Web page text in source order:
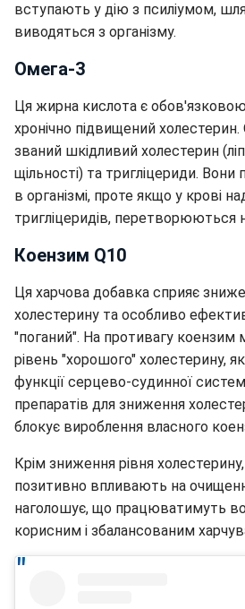
вступають у дію з псиліумом,
виводяться з організму.
Омега-3
Ця жирна кислота є
хронічно підвищений
званий шкідливий холестерин
щільності) та тригліцериди.
в організмі, проте якщо у крові
тригліцеридів, перетворюються
Коензим Q10
Ця харчова добавка сприяє
холестерину та особливо
"поганий". На противагу
рівень "хорошого" холестерину,
функції серцево-судинної
препаратів для зниження
блокує вироблення власного
Крім зниження рівня
позитивно впливають на
наголошує, що працюватимуть
корисним і збалансованим